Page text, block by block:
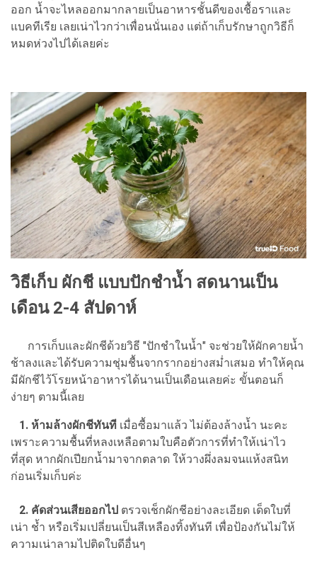
ออก น้ำจะไหลออกมากลายเป็นอาหารชั้นดีของเชื้อราและ
แบคทีเรีย เลยเน่าไวกว่าเพื่อนนั่นเอง แต่ถ้าเก็บรักษาถูกวิธีก็
หมดห่วงไปได้เลยค่ะ
วิธีเก็บ ผักชี แบบปักชำน้ำ สดนานเป็น
เดือน 2-4 สัปดาห์
การเก็บและผักชีด้วยวิธี "ปักชำในน้ำ" จะช่วยให้ผักคายน้ำ
ช้าลงและได้รับความชุ่มชื้นจากรากอย่างสม่ำเสมอ ทำให้คุณ
มีผักชีไว้โรยหน้าอาหารได้นานเป็นเดือนเลยค่ะ ขั้นตอนก็
ง่ายๆ ตามนี้เลย
1. ห้ามล้างผักชีทันที เมื่อซื้อมาแล้ว ไม่ต้องล้างน้ำ นะคะ
เพราะความชื้นที่หลงเหลือตามใบคือตัวการที่ทำให้เน่าไว
ที่สุด หากผักเปียกน้ำมาจากตลาด ให้วางผึ่งลมจนแห้งสนิท
ก่อนเริ่มเก็บค่ะ
2. คัดส่วนเสียออกไป ตรวจเช็กผักชีอย่างละเอียด เด็ดใบที่
เน่า ช้ำ หรือเริ่มเปลี่ยนเป็นสีเหลืองทิ้งทันที เพื่อป้องกันไม่ให้
ความเน่าลามไปติดใบดีอื่นๆ